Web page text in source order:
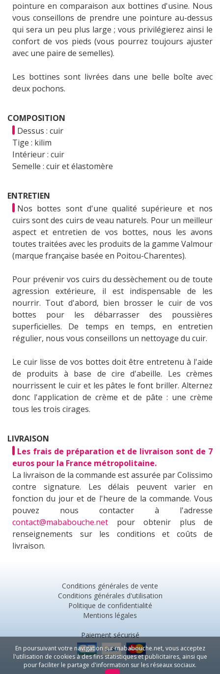
pointure en comparaison aux bottines d'usine. Nous
vous conseillons de prendre une pointure au-dessus
qui sera un peu plus large ; vous privilégierez ainsi le
confort de vos pieds (vous pourrez toujours ajuster
avec une paire de semelles).
Les bottines sont livrées dans une belle boîte avec
deux pochons.
COMPOSITION
Dessus : cuir
Tige : kilim
Intérieur : cuir
Semelle : cuir et élastomère
ENTRETIEN
Nos bottes sont d'une qualité supérieure et nos
cuirs sont des cuirs de veau naturels. Pour un meilleur
aspect et entretien de vos bottes, nous les avons
toutes traitées avec les produits de la gamme Valmour
(marque française basée en Poitou-Charentes).
Pour prévenir vos cuirs du dessèchement ou de toute
agression extérieure, il est indispensable de les
nourrir. Tout d'abord, bien brosser le cuir de vos
bottes pour les débarrasser des poussières
superficielles. De temps en temps, en entretien
régulier, nous vous conseillons un nettoyage du cuir.
Le cuir lisse de vos bottes doit être entretenu à l'aide
de produits à base de cire d'abeille. Les crèmes
nourrissent le cuir et les pâtes le font briller. Alternez
donc l'application de crème et de pâte : une crème
tous les trois cirages.
LIVRAISON
Les frais de préparation et de livraison sont de 7
euros pour la France métropolitaine.
La livraison de la commande est assurée par Colissimo
contre signature. Les délais peuvent varier en
fonction du jour et de l'heure de la commande. Vous
pouvez nous contacter à l'adresse
contact@mababouche.net pour obtenir plus de
renseignements sur les conditions et coûts de
livraison.
Conditions générales de vente
Conditions générales d'utilisation
Politique de confidentialité
Mentions légales
Paiement sécurisé
En poursuivant votre navigation sur mababouche.net, vous acceptez
l'utilisation de cookies à des fins statistiques et publicitaires, ainsi que
pour faciliter le partage d'information sur les réseaux sociaux.